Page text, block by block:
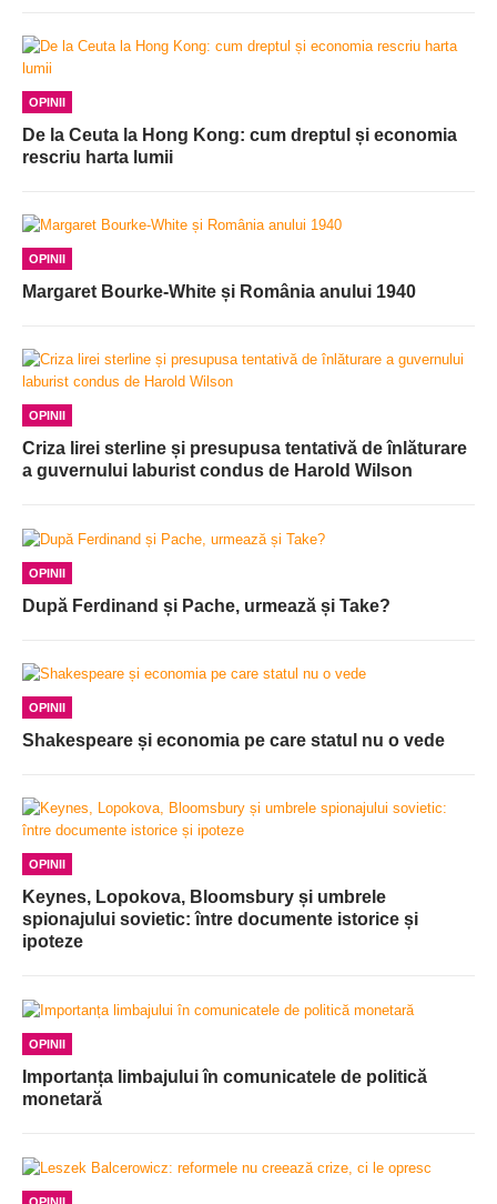
OPINII
De la Ceuta la Hong Kong: cum dreptul și economia
rescriu harta lumii
OPINII
Margaret Bourke-White și România anului 1940
OPINII
Criza lirei sterline și presupusa tentativă de înlăturare
a guvernului laburist condus de Harold Wilson
OPINII
După Ferdinand și Pache, urmează și Take?
OPINII
Shakespeare și economia pe care statul nu o vede
OPINII
Keynes, Lopokova, Bloomsbury și umbrele
spionajului sovietic: între documente istorice și
ipoteze
OPINII
Importanța limbajului în comunicatele de politică
monetară
OPINII